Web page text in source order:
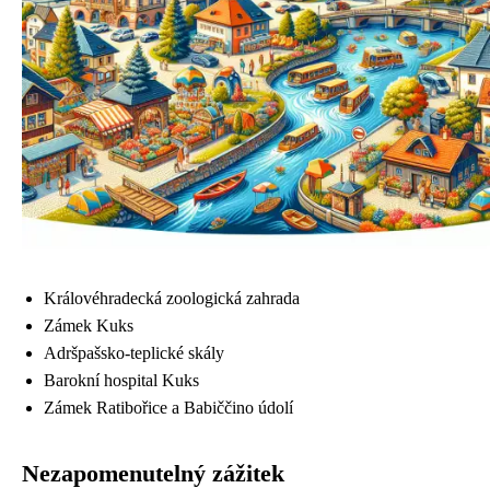
Královéhradecká zoologická zahrada
Zámek Kuks
Adršpašsko-teplické skály
Barokní hospital Kuks
Zámek Ratibořice a Babiččino údolí
Nezapomenutelný zážitek